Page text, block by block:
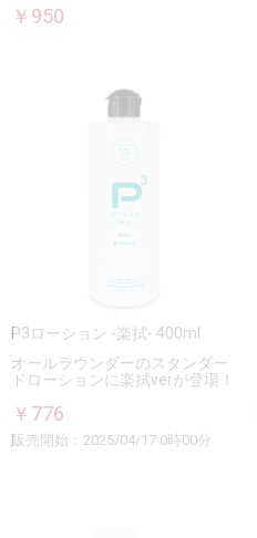
￥950
P3ローション -楽拭- 400ml
オールラウンダーのスタンダー
ドローションに楽拭verが登場！
￥776
販売開始：2025/04/17 0時00分